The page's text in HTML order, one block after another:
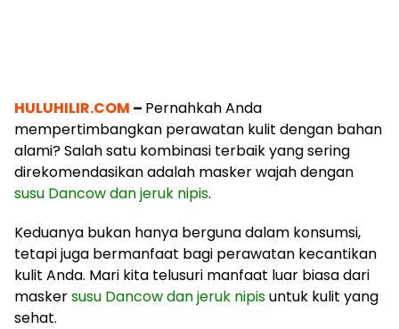
HULUHILIR.COM – Pernahkah Anda
mempertimbangkan perawatan kulit dengan bahan
alami? Salah satu kombinasi terbaik yang sering
direkomendasikan adalah masker wajah dengan
susu Dancow dan jeruk nipis.
Keduanya bukan hanya berguna dalam konsumsi,
tetapi juga bermanfaat bagi perawatan kecantikan
kulit Anda. Mari kita telusuri manfaat luar biasa dari
maskersusu Dancow dan jeruk nipisuntuk kulit yang
sehat.